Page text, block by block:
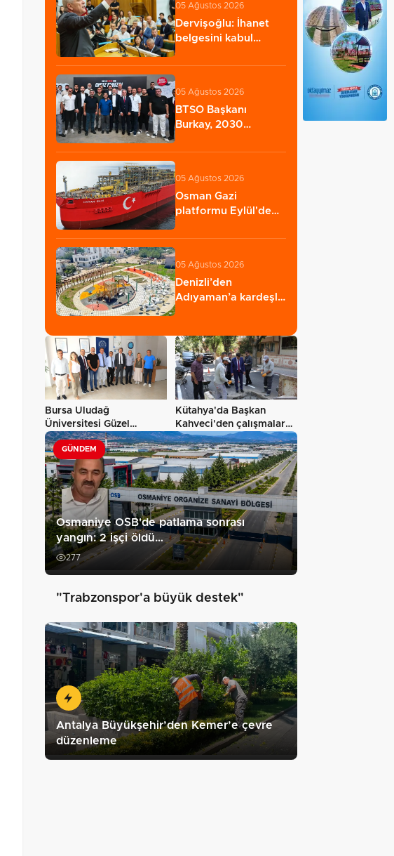
05 Ağustos 2026
Dervişoğlu: İhanet
belgesini kabul
05 Ağustos 2026
BTSO Başkanı
Burkay, 2030
Komitesi…
05 Ağustos 2026
Osman Gazi
platformu Eylül'de
…
05 Ağustos 2026
Denizli’den
Adıyaman’a kardeşlik
Bursa Uludağ
Üniversitesi Güzel
Sanatlar Fakültesi…
Kütahya'da Başkan
Kahveci'den çalışmalara
yakın mercek…
GÜNDEM
Osmaniye OSB'de patlama sonrası
yangın: 2 işçi öldü…
277
"Trabzonspor'a büyük destek"
Antalya Büyükşehir’den Kemer’e çevre
düzenleme